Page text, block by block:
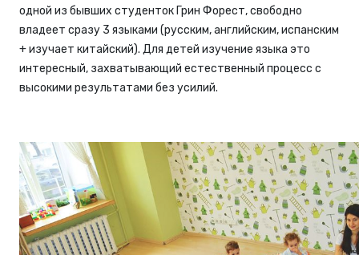
одной из бывших студенток Грин Форест, свободно
владеет сразу 3 языками (русским, английским, испанским
+ изучает китайский). Для детей изучение языка это
интересный, захватывающий естественный процесс с
высокими результатами без усилий.